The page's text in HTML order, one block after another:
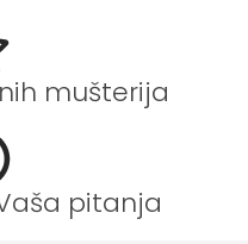
mušterija
pitanja